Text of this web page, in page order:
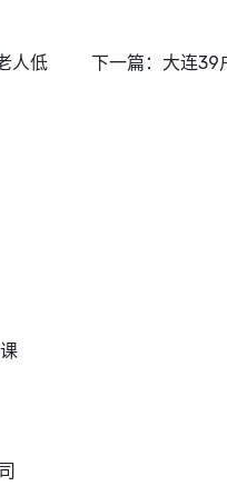
人低
下一篇： 大连39